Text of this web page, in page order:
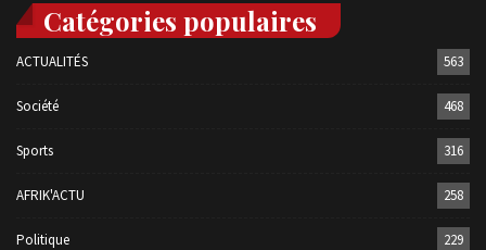
Catégories populaires
ACTUALITÉS 563
Société 468
Sports 316
AFRIK'ACTU 258
Politique 229